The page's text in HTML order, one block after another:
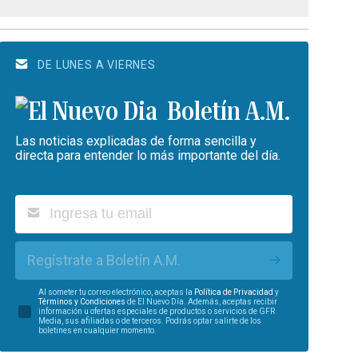
DE LUNES A VIERNES
Boletín A.M.
Las noticias explicadas de forma sencilla y
directa para entender lo más importante del día.
Regístrate a Boletín A.M.
Al someter tu correo electrónico, aceptas la Política de Privacidad y
Términos y Condiciones de El Nuevo Día. Además, aceptas recibir
información u ofertas especiales de productos o servicios de GFR
Media, sus afiliadas o de terceros. Podrás optar salirte de los
boletines en cualquier momento.